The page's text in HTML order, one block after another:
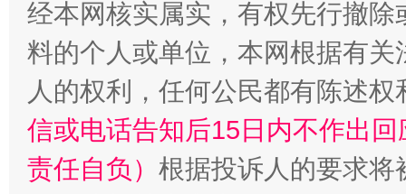
“蜀中异人”王建安的艺术幻境
经本网核实属实，有权先行撤
料的个人或单位，本网根据有
人的权利，任何公民都有陈述
信或电话告知后15日内不作出
责任自负） 根据投诉人的要求将